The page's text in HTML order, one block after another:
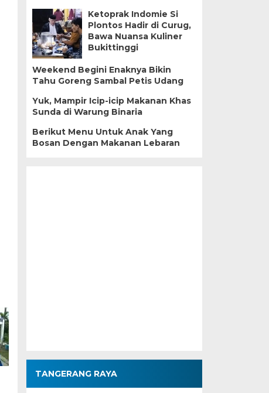
Ketoprak Indomie Si
Plontos Hadir di Curug,
Bawa Nuansa Kuliner
Bukittinggi
Weekend Begini Enaknya Bikin
Tahu Goreng Sambal Petis Udang
Yuk, Mampir Icip-icip Makanan Khas
Sunda di Warung Binaria
Berikut Menu Untuk Anak Yang
Bosan Dengan Makanan Lebaran
TANGERANG RAYA